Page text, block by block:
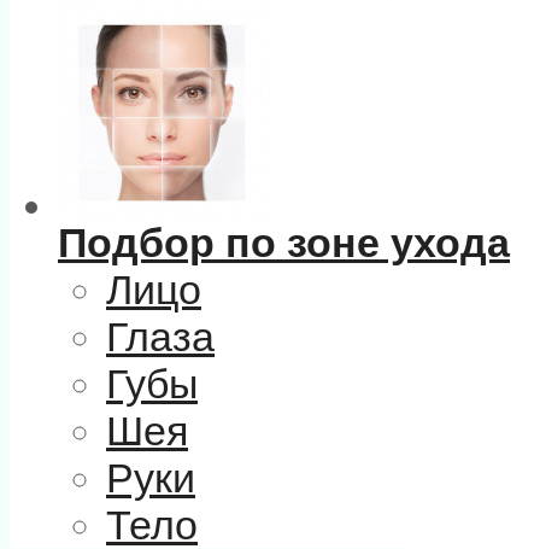
Подбор по зоне ухода
Лицо
Глаза
Губы
Шея
Руки
Тело